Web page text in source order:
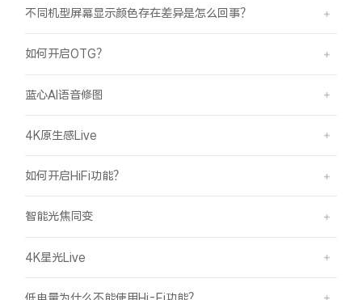
不同机型屏幕显示颜色存在差异是怎么回事？
如何开启OTG？
蓝心AI语音修图
4K原生感Live
如何开启HiFi功能？
智能光焦同变
4K星光Live